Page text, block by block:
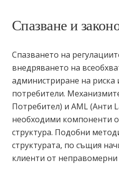
Спазване и
Спазването на
внедряването на
администриране на риска
потребители.
Потребител) и AML (Анти
необходими компоненти
структура. Подобни
структурата, по същия
клиенти от